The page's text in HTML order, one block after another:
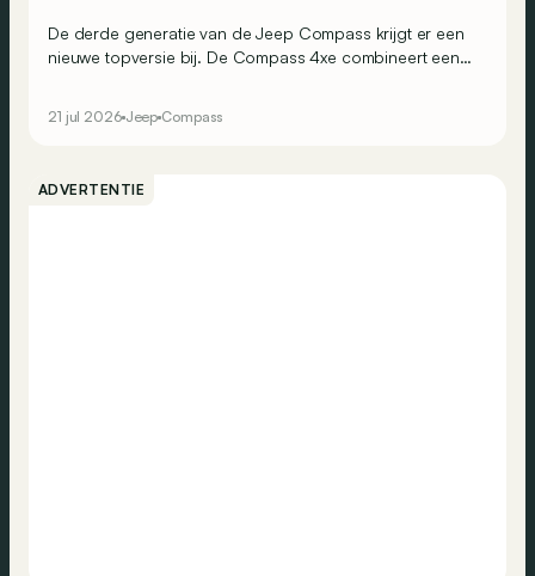
De derde generatie van de Jeep Compass krijgt er een
nieuwe topversie bij. De Compass 4xe combineert een
Jeep die zijn naam eer aandoet?
21 jul 2026 Jeep Compass
ADVERTENTIE